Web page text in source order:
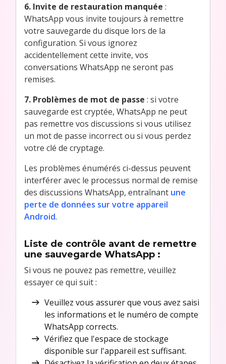
6. Invite de restauration manquée :
WhatsApp vous invite toujours à remettre
votre sauvegarde du disque lors de la
configuration. Si vous ignorez
accidentellement cette invite, vos
conversations WhatsApp ne seront pas
remises.
7. Problèmes de mot de passe : si votre
sauvegarde est cryptée, WhatsApp ne peut
pas remettre vos discussions si vous utilisez
un mot de passe incorrect ou si vous perdez
votre clé de cryptage.
Les problèmes énumérés ci-dessus peuvent
interférer avec le processus normal de remise
des discussions WhatsApp, entraînant une
perte de données sur votre appareil
Android.
Liste de contrôle avant de remettre
une sauvegarde WhatsApp :
Si vous ne pouvez pas remettre, veuillez
essayer ce qui suit :
Veuillez vous assurer que vous avez saisi
les informations et le numéro de compte
WhatsApp corrects.
Vérifiez que l'espace de stockage
disponible sur l'appareil est suffisant.